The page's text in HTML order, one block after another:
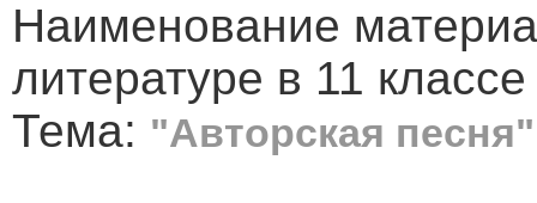
Наименование
литературе в 11 классе
Тема: "Авторская песня"